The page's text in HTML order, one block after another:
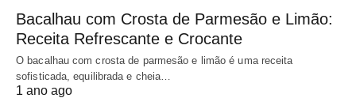
Bacalhau com Crosta de Parmesão e Limão:
Receita Refrescante e Crocante
O bacalhau com crosta de parmesão e limão é uma receita
sofisticada, equilibrada e cheia…
1 ano ago